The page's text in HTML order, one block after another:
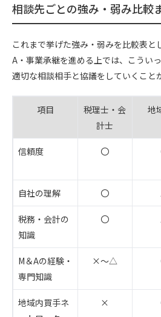
相談先ごとの強み・弱み比較
これまで挙げた強み・弱みを比較表と
A・事業承継を進める上では、こうい
適切な相談相手と協議をしていくこと
項目
税理士・会
計士
地
信頼度 〇
自社の理解 〇
税務・会計の
知識
〇
M＆Aの経験・
専門知識
×～△
地域内買手ネ
×